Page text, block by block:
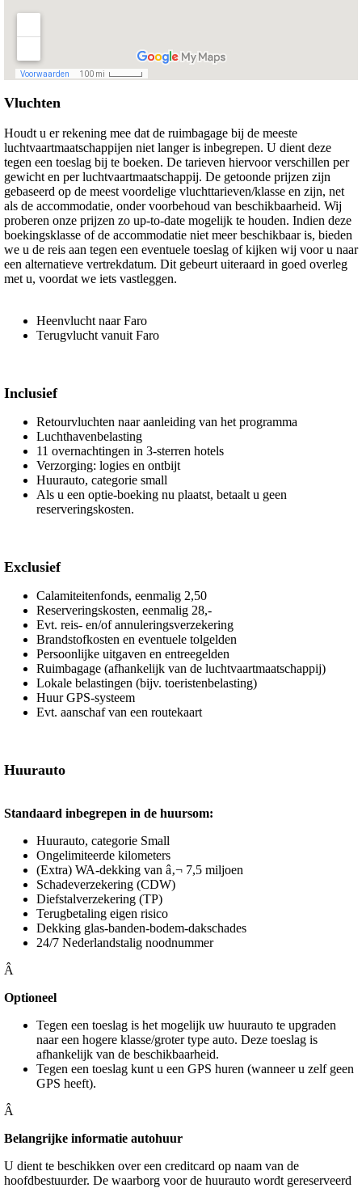
Vluchten
Houdt u er rekening mee dat de ruimbagage bij de meeste
luchtvaartmaatschappijen niet langer is inbegrepen. U dient deze
tegen een toeslag bij te boeken. De tarieven hiervoor verschillen per
gewicht en per luchtvaartmaatschappij. De getoonde prijzen zijn
gebaseerd op de meest voordelige vluchttarieven/klasse en zijn, net
als de accommodatie, onder voorbehoud van beschikbaarheid. Wij
proberen onze prijzen zo up-to-date mogelijk te houden. Indien deze
boekingsklasse of de accommodatie niet meer beschikbaar is, bieden
we u de reis aan tegen een eventuele toeslag of kijken wij voor u naar
een alternatieve vertrekdatum. Dit gebeurt uiteraard in goed overleg
met u, voordat we iets vastleggen.
Heenvlucht naar Faro
Terugvlucht vanuit Faro
Inclusief
Retourvluchten naar aanleiding van het programma
Luchthavenbelasting
11 overnachtingen in 3-sterren hotels
Verzorging: logies en ontbijt
Huurauto, categorie small
Als u een optie-boeking nu plaatst, betaalt u geen
reserveringskosten.
Exclusief
Calamiteitenfonds, eenmalig 2,50
Reserveringskosten, eenmalig 28,-
Evt. reis- en/of annuleringsverzekering
Brandstofkosten en eventuele tolgelden
Persoonlijke uitgaven en entreegelden
Ruimbagage (afhankelijk van de luchtvaartmaatschappij)
Lokale belastingen (bijv. toeristenbelasting)
Huur GPS-systeem
Evt. aanschaf van een routekaart
Huurauto
Standaard inbegrepen in de huursom:
Huurauto, categorie Small
Ongelimiteerde kilometers
(Extra) WA-dekking van â‚¬ 7,5 miljoen
Schadeverzekering (CDW)
Diefstalverzekering (TP)
Terugbetaling eigen risico
Dekking glas-banden-bodem-dakschades
24/7 Nederlandstalig noodnummer
Â
Optioneel
Tegen een toeslag is het mogelijk uw huurauto te upgraden
naar een hogere klasse/groter type auto. Deze toeslag is
afhankelijk van de beschikbaarheid.
Tegen een toeslag kunt u een GPS huren (wanneer u zelf geen
GPS heeft).
Â
Belangrijke informatie autohuur
U dient te beschikken over een creditcard op naam van de
hoofdbestuurder. De waarborg voor de huurauto wordt gereserveerd